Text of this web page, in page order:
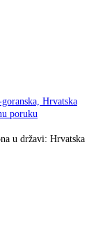
Hrvatska
poruku
u državi: Hrvatska